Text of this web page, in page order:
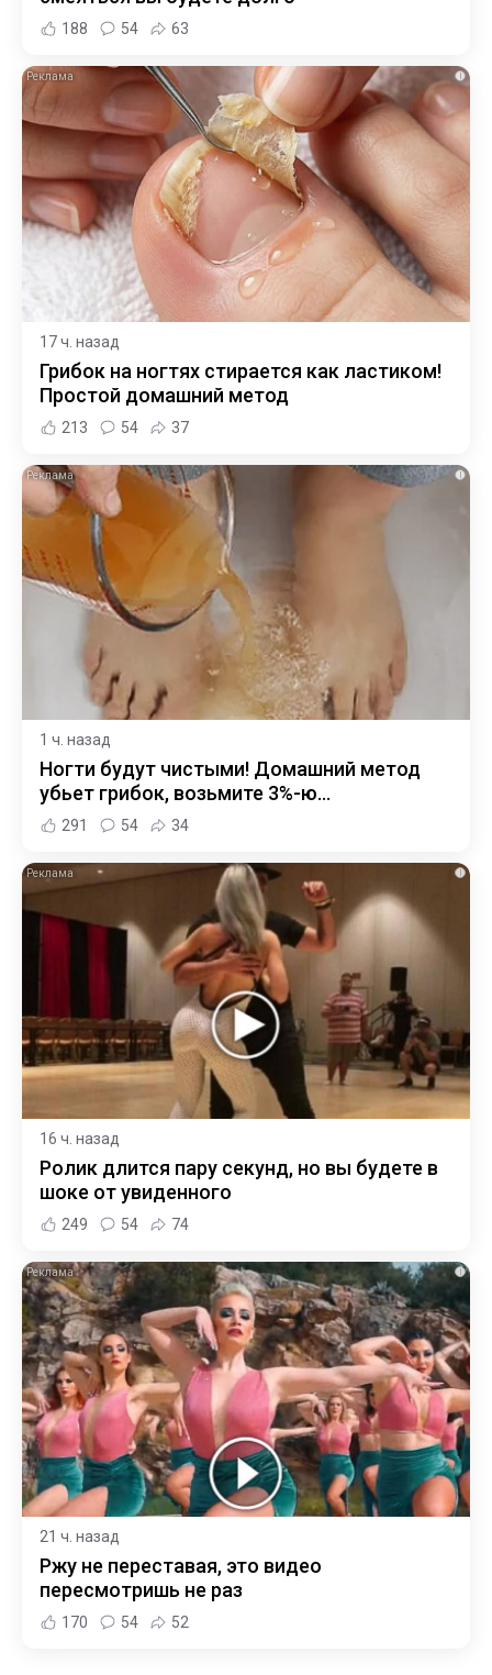
188 54 63
i
17 ч. назад
Грибок на ногтях стирается как ластиком!
Простой домашний метод
213 54 37
i
1 ч. назад
Ногти будут чистыми! Домашний метод
убьет грибок, возьмите 3%-ю…
291 54 34
i
16 ч. назад
Ролик длится пару секунд, но вы будете в
шоке от увиденного
249 54 74
i
21 ч. назад
Ржу не переставая, это видео
пересмотришь не раз
170 54 52